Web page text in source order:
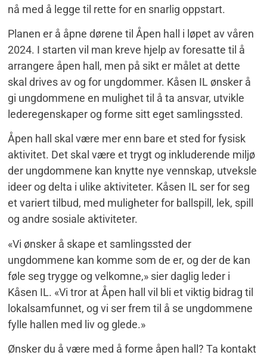
nå med å legge til rette for en snarlig oppstart.
Planen er å åpne dørene til Åpen hall i løpet av våren
2024. I starten vil man kreve hjelp av foresatte til å
arrangere åpen hall, men på sikt er målet at dette
skal drives av og for ungdommer. Kåsen IL ønsker å
gi ungdommene en mulighet til å ta ansvar, utvikle
lederegenskaper og forme sitt eget samlingssted.
Åpen hall skal være mer enn bare et sted for fysisk
aktivitet. Det skal være et trygt og inkluderende miljø
der ungdommene kan knytte nye vennskap, utveksle
ideer og delta i ulike aktiviteter. Kåsen IL ser for seg
et variert tilbud, med muligheter for ballspill, lek, spill
og andre sosiale aktiviteter.
«Vi ønsker å skape et samlingssted der
ungdommene kan komme som de er, og der de kan
føle seg trygge og velkomne,» sier daglig leder i
Kåsen IL. «Vi tror at Åpen hall vil bli et viktig bidrag til
lokalsamfunnet, og vi ser frem til å se ungdommene
fylle hallen med liv og glede.»
Ønsker du å være med å forme åpen hall? Ta kontakt